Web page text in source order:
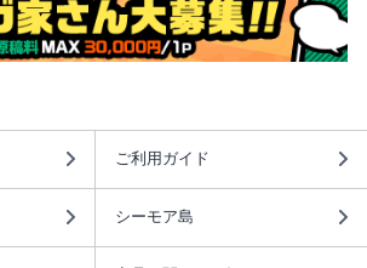
ご利用ガイド
シーモア島